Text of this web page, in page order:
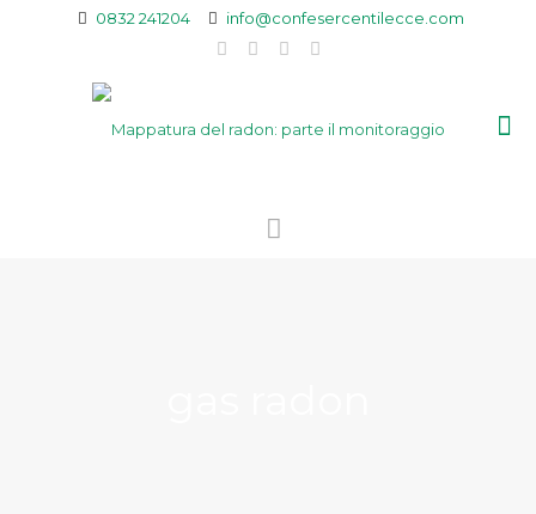
0832 241204 info@confesercentilecce.com